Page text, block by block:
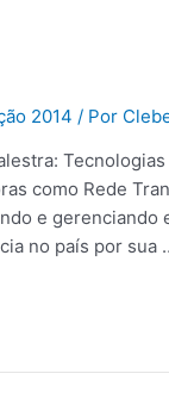
2014 / Por
como Rede
e
no país por sua